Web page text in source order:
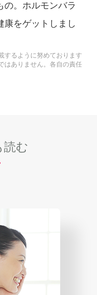
の。ホルモンバラ
康をゲットしまし
するように努めております
はありません。各自の責任
読む